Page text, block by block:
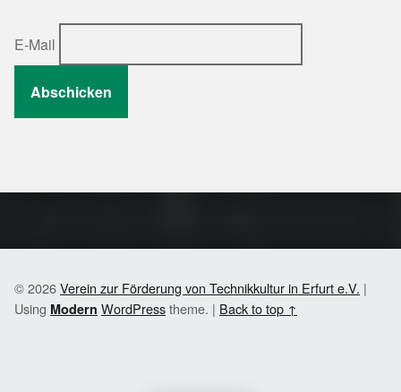
E-Mail
© 2026Verein zur Förderung von Technikkultur in Erfurt e.V. |
Using Modern WordPresstheme. | Back to top ↑